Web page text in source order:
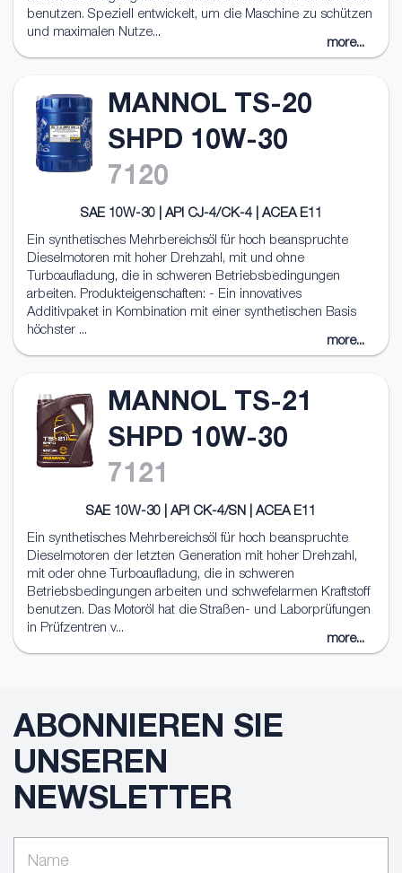
benutzen. Speziell entwickelt, um die Maschine zu schützen
und maximalen Nutze...
more...
MANNOL TS-20
SHPD 10W-30
7120
SAE 10W-30 | API CJ-4/CK-4 | ACEA E11
Ein synthetisches Mehrbereichsöl für hoch beanspruchte
Dieselmotoren mit hoher Drehzahl, mit und ohne
Turboaufladung, die in schweren Betriebsbedingungen
arbeiten. Produkteigenschaften: - Ein innovatives
Additivpaket in Kombination mit einer synthetischen Basis
höchster ...
more...
MANNOL TS-21
SHPD 10W-30
7121
SAE 10W-30 | API CK-4/SN | ACEA E11
Ein synthetisches Mehrbereichsöl für hoch beanspruchte
Dieselmotoren der letzten Generation mit hoher Drehzahl,
mit oder ohne Turboaufladung, die in schweren
Betriebsbedingungen arbeiten und schwefelarmen Kraftstoff
benutzen. Das Motoröl hat die Straßen- und Laborprüfungen
in Prüfzentren v...
more...
ABONNIEREN SIE
UNSEREN
NEWSLETTER